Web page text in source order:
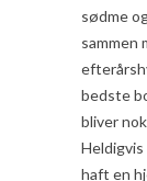
sødme
sammen
bedste
bliver
Heldigvis
haft en